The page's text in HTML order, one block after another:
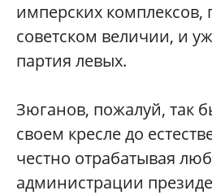
имперских комплексов,
советском величии, и
партия левых.
Зюганов, пожалуй, так
своем кресле до
честно отрабатывая
администрации